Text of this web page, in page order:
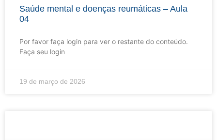
Saúde mental e doenças reumáticas – Aula
04
Por favor faça login para ver o restante do conteúdo.
Faça seu login
19 de março de 2026